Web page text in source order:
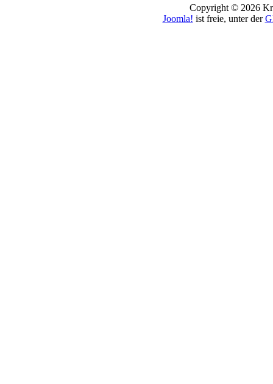
Copyright © 2026
Joomla! ist freie, unter der